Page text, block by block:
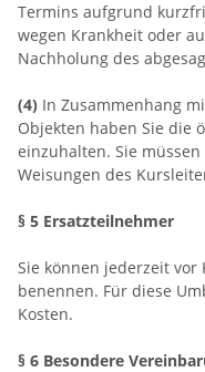
Termins aufgrund
wegen Krankheit oder
Nachholung des
(4) In Zusammenhang
Objekten haben Sie die
einzuhalten. Sie
Weisungen des
§ 5 Ersatzteilnehmer
Sie können jederzeit
benennen. Für diese
Kosten.
§ 6 Besondere